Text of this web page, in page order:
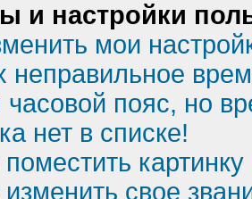
и настройки
мои
неправильное
пояс, но
нет в списке!
поместить
свое